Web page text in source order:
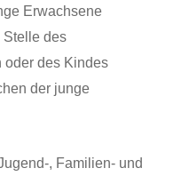
Erwachsene
Stelle des
oder des Kindes
der junge
, Familien- und